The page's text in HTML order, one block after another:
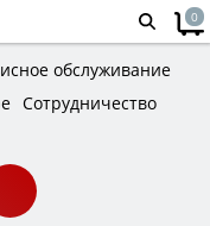
0
обслуживание
Сотрудничество